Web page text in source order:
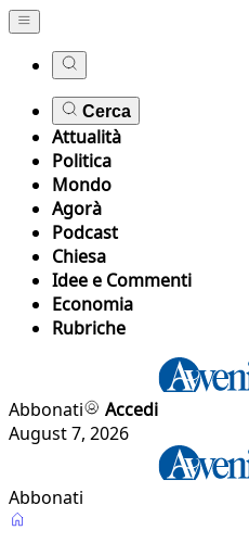
Cerca
Attualità
Politica
Mondo
Agorà
Podcast
Chiesa
Idee e Commenti
Economia
Rubriche
Abbonati
Accedi
August 7, 2026
Abbonati